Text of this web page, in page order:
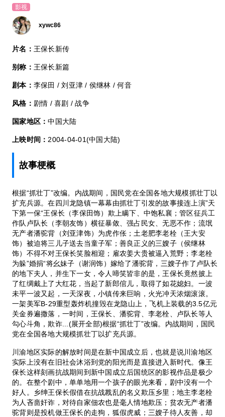
影视
xywc86
片名： 王保长新传
别称： 王保长新篇
剧本： 李保田 / 刘亚津 / 侯继林 / 何音
风格： 剧情 / 喜剧 / 战争
国家地区：中国大陆
上映时间： 2004-04-01(中国大陆)
故事梗概
根据“抓壮丁”改编。内战期间，国民党在全国各地大规模抓壮丁以
扩充兵源。在四川龙隐镇一幕幕由抓壮丁引发的故事接连上演”天
下第一保“王保长（李保田饰）欺上瞒下、中饱私襄；管区征兵工
作队卢队长（李朝友饰）横征暴敛、强占民女、无恶不作；流氓
无产者潘驼背（刘亚津饰）为虎作伥；土老肥李老栓（王大安
饰）被迫将三儿子送去当童子军；善良正义的三嫂子（侯继林
饰）不得不对王保长笑脸相迎；雇农姜大贵被逼入荒野；李老栓
为躲”婚捐“将幺妹子（谢润饰）嫁给了潘驼背，三嫂子作了卢队长
的地下夫人，并生下一女，令人啼笑皆非的是，王保长竟然披上
了红绸戴上了大红花，当起了新郎倌儿，取得了如花媳妇。一波
未平一波又起，一天深夜，小镇传来巨响，火光冲天浓烟滚滚。
一架美军B-29重型轰炸机撞毁在龙隐山上，飞机上装载的3.5亿元
关金券遍撒落，一时间，王保长、潘驼背、李老栓、卢队长等人
勾心斗角，欺诈...(展开全部)根据“抓壮丁”改编。内战期间，国民
党在全国各地大规模抓壮丁以扩充兵源。
川渝地区实际的解放时间是在新中国成立后，也就是说川渝地区
实际上没有在旧社会沐浴到党的阳光而是直接进入新时代。像王
保长这样刻画抗战期间到新中国成立后国统区的影视作品是极少
的。在整个剧中，单单地用一个孩子的眼光来看，剧中没有一个
好人。乡绅王保长假借在抗战戡乱的名义欺压乡里；地主李老栓
为人吝啬奸诈，对待自家佃农也是毫人情地欺压；贫农无产者潘
驼背则是投机做王保长的走狗，狐假虎威；三嫂子待人友善，却